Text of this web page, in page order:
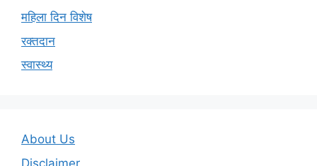
महिला दिन विशेष
रक्तदान
स्वास्थ्य
About Us
Disclaimer